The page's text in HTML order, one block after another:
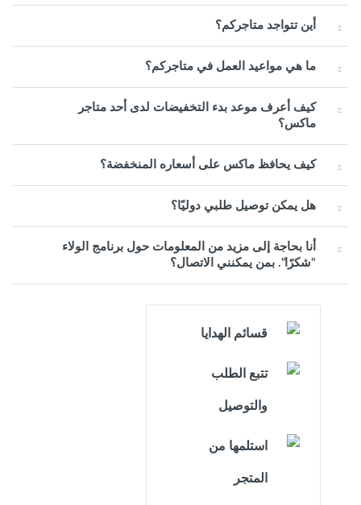
أين تتواجد متاجركم؟
ما هي مواعيد العمل في متاجركم؟
كيف أعرف موعد بدء التخفيضات لدى أحد متاجر
ماكس؟
كيف يحافظ ماكس على أسعاره المنخفضة؟
هل يمكن توصيل طلبي دوليًا؟
أنا بحاجة إلى مزيد من المعلومات حول برنامج الولاء
"شكرًا". بمن يمكنني الاتصال؟
قسائم الهدايا
تتبع الطلب
والتوصيل
استلمها من
المتجر